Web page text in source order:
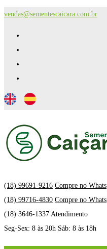
vendas@sementescaicara.com.br
(18) 99691-9216 Compre no Whats
(18) 99716-4830 Compre no Whats
(18) 3646-1337 Atendimento
Seg-Sex: 8 às 20h Sáb: 8 às 18h